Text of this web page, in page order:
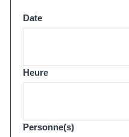
Date
Heure
Personne(s)